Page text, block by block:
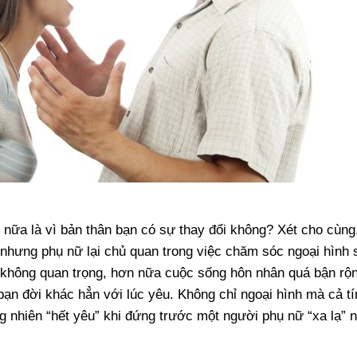
là vì bản thân bạn có sự thay đổi không? Xét cho
phụ nữ lại chủ quan trong việc chăm sóc ngoại hình
quan trọng, hơn nữa cuộc sống hôn nhân quá bận
đời khác hẳn với lúc yêu. Không chỉ ngoại hình mà cả
nhiên “hết yêu” khi đứng trước một người phụ nữ “xa lạ”